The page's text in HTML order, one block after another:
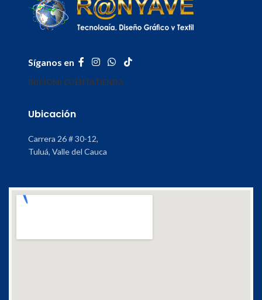
Síganos en
INICIOMI CUENTATIENDA
Ubicación
Carrera 26 # 30-12,
Tuluá, Valle del Cauca